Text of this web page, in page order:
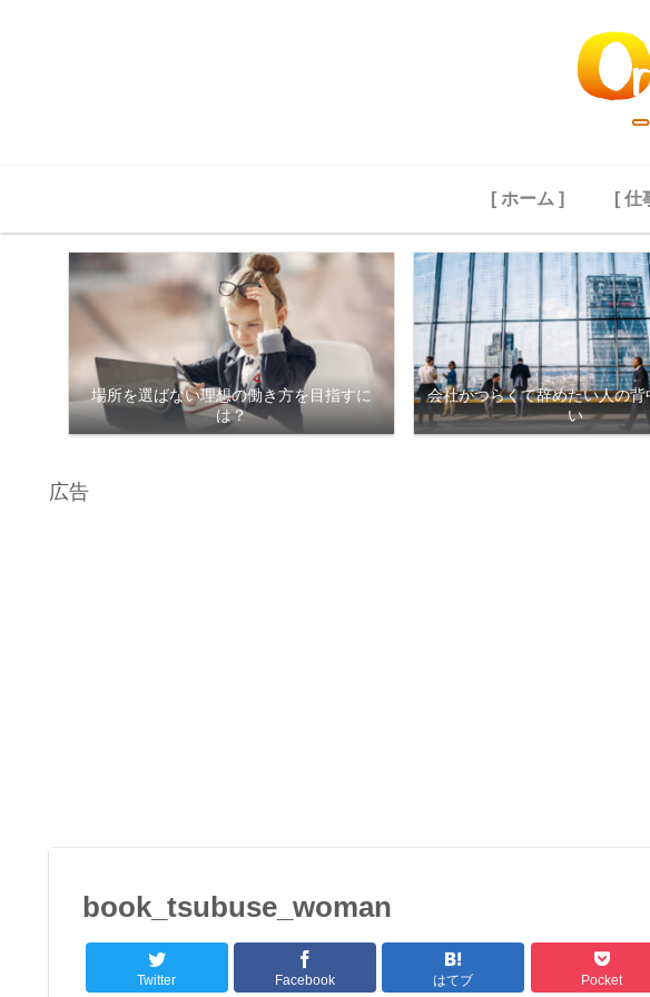
[ ホーム ] [ 仕
場所を選ばない理想の働き方を目指すに
は？
会社がつらくて辞めたい人の
い
広告
book_tsubuse_woman
Twitter Facebook はてブ Pocket